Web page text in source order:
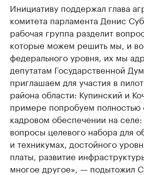
Инициативу поддержал глава
комитета парламента Денис
рабочая группа разделит
которые можем решить мы, и
федерального уровня, их мы
депутатам Государственной
приглашаем для участия в
района области: Купинский и
примере попробуем полностью
кадровом обеспечении на селе:
вопросы целевого набора для
и техникумах, достойного
платы, развитие
многое другое», — подытожил